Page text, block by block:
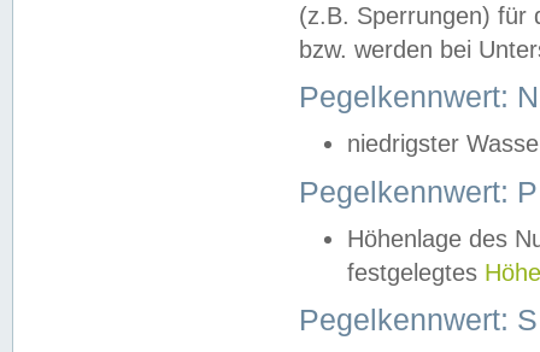
(z.B. Sperrungen) für
bzw. werden bei
Pegelkennwert:
niedrigster
Pegelkennwert:
Höhenlage des
festgelegtes
Pegelkennwert: